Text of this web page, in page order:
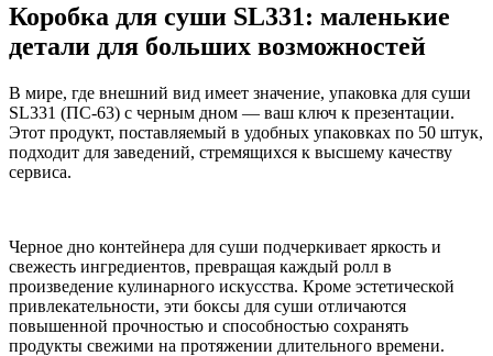
Коробка для суши SL331: маленькие
детали для больших возможностей
В мире, где внешний вид имеет значение, упаковка для суши
SL331 (ПС-63) с черным дном — ваш ключ к презентации.
Этот продукт, поставляемый в удобных упаковках по 50 штук,
подходит для заведений, стремящихся к высшему качеству
сервиса.
Черное дно контейнера для суши подчеркивает яркость и
свежесть ингредиентов, превращая каждый ролл в
произведение кулинарного искусства. Кроме эстетической
привлекательности, эти боксы для суши отличаются
повышенной прочностью и способностью сохранять
продукты свежими на протяжении длительного времени.